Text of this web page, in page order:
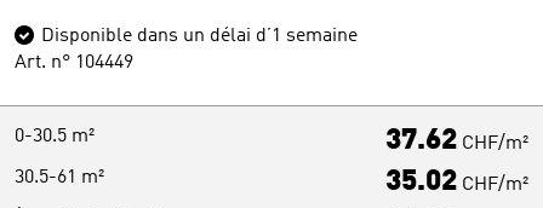
Disponible dans un délai d’1 semaine
Art. n° 104449
0-30.5 m² 37.62 CHF/m²
30.5-61 m²
35.02 CHF/m²